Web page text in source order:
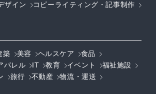
ザイン コピーライティング・記事制作
築 美容 ヘルスケア
食品
パレル IT 教育 イベント
福祉施設
旅行 不動産
物流・運送